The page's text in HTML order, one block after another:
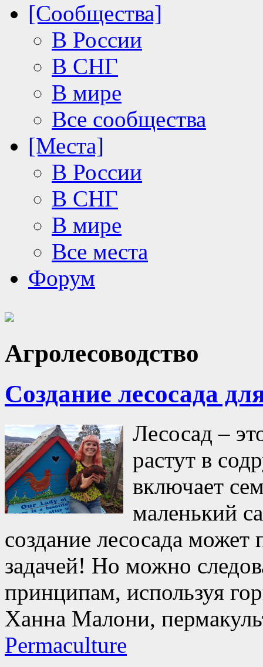
[Сообщества]
В России
В СНГ
В мире
Все сообщества
[Места]
В России
В СНГ
В мире
Все места
Форум
Агролесоводство
Создание лесосада
Лесосад –
растут в
включает
маленький
создание лесосада может
задачей! Но можно
принципам, используя
Ханна Малони,
Permaculture